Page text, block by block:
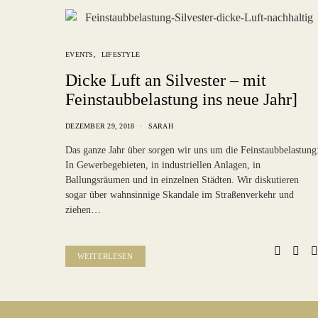
EVENTS LIFESTYLE
Dicke Luft an Silvester – mit
Feinstaubbelastung ins neue Jahr]
DEZEMBER 29, 2018 SARAH
Das ganze Jahr über sorgen wir uns um die
In Gewerbegebieten, in industriellen Anlagen, in
Ballungsräumen und in einzelnen Städten. Wir diskutieren
sogar über wahnsinnige Skandale im Straßenverkehr und
ziehen…
WEITERLESEN